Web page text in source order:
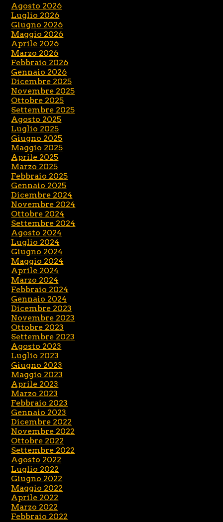
Agosto 2026
Luglio 2026
Giugno 2026
Maggio 2026
Aprile 2026
Marzo 2026
Febbraio 2026
Gennaio 2026
Dicembre 2025
Novembre 2025
Ottobre 2025
Settembre 2025
Agosto 2025
Luglio 2025
Giugno 2025
Maggio 2025
Aprile 2025
Marzo 2025
Febbraio 2025
Gennaio 2025
Dicembre 2024
Novembre 2024
Ottobre 2024
Settembre 2024
Agosto 2024
Luglio 2024
Giugno 2024
Maggio 2024
Aprile 2024
Marzo 2024
Febbraio 2024
Gennaio 2024
Dicembre 2023
Novembre 2023
Ottobre 2023
Settembre 2023
Agosto 2023
Luglio 2023
Giugno 2023
Maggio 2023
Aprile 2023
Marzo 2023
Febbraio 2023
Gennaio 2023
Dicembre 2022
Novembre 2022
Ottobre 2022
Settembre 2022
Agosto 2022
Luglio 2022
Giugno 2022
Maggio 2022
Aprile 2022
Marzo 2022
Febbraio 2022